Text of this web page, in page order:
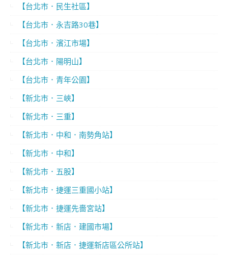
【台北市．民生社區】
【台北市．永吉路30巷】
【台北市．濱江市場】
【台北市．陽明山】
【台北市．青年公園】
【新北市．三峽】
【新北市．三重】
【新北市．中和．南勢角站】
【新北市．中和】
【新北市．五股】
【新北市．捷運三重國小站】
【新北市．捷運先嗇宮站】
【新北市．新店．建國市場】
【新北市．新店．捷運新店區公所站】